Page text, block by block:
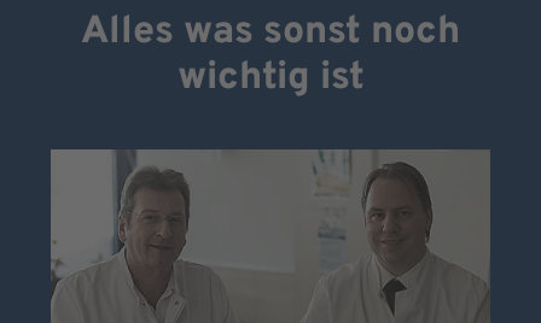
Alles was sonst noch
wichtig ist